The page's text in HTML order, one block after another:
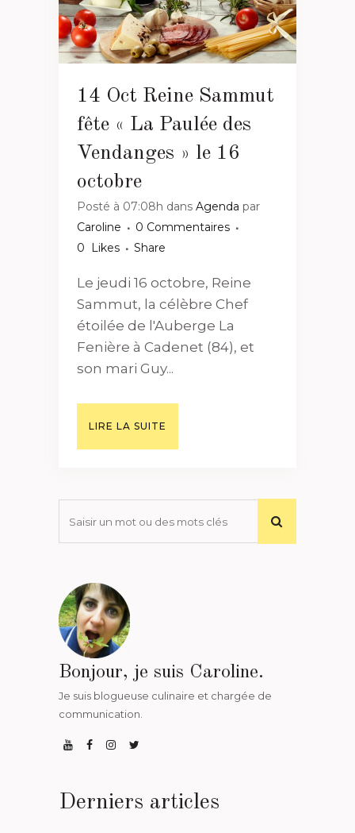
14 Oct Reine Sammut
fête « La Paulée des
Vendanges » le 16
octobre
Posté à 07:08h dans Agenda par
Caroline
0 Commentaires
0
Likes Share
Le jeudi 16 octobre, Reine
Sammut, la célèbre Chef
étoilée de l'Auberge La
Fenière à Cadenet (84), et
son mari Guy...
LIRE LA SUITE
Bonjour, je suis Caroline.
Je suis blogueuse culinaire et chargée de
communication.
Derniers articles